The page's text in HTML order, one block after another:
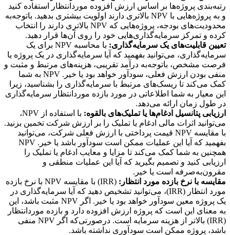
رتبه‌بندی پروژه‌ها بر اساس ارزش افزوده موردانتظار استفاده کنید
و به پروژه‌هایی با NPV بالاتری دارند اولویت بیشتری بدهید. با‌‌توجه‌به
محدودیت‌های بودجه، پروژه‌هایی که NPV بالاتری دارند را انتخاب
کرده و تمرکز سرمایه‌گذاری‌هایی خود را روی آن‌ها قرار دهید.
تعیین قابلیت‌های یک سرمایه‌گذاری:
با محاسبه NPV برای یک
سرمایه‌گذاری، می‌توانید بفهمید که آیا سرمایه‌گذاری در یک پروژه یا
فرصت مشخص، با‌توجه‌به درآمد تقریبی، هزینه‌های مرتبط و مثبت و
منفی بودن ارزش فعلی، سودآور خواهد بود یا خیر. NPV به شما
کمک می‌کند تا ریسک‌های مرتبط با سرمایه‌گذاری را بشناسید، زیرا
این معیار به شما اطلاعاتی در مورد بازده موردانتظار سرمایه‌گذاری
در طول زمان ارائه می‌دهد.
ارزیابی پتانسیل ادغام‌ها یا تملیک‌های بالقوه:
با استفاده از NPV،
می‌توانید اثرات مالی ادغام یا تملیک را بر ارزش شرکت تخمین بزنید.
با مقایسه NPV قیمت پرداختی با ارزش فعلی شرکت، می‌توانید
بفهمید که آیا این عملیات ممکن است سودآور باشد یا خیر. NPV
همچنین به شما کمک می‌کند تا مزایا و معایب ادغام یا تملیک را
ارزیابی کنید و تصمیم بگیرید که آیا این عملیات منطقی و
مقرون‌به‌صرفه است یا خیر.
مقایسه با نرخ بازده مورد انتظار:
(IRR) با مقایسه NPV با نرخ بازده
مورد انتظار (IRR)، می‌توانید تشخیص دهید که آیا سرمایه‌گذاری در
یک پروژه معین سودآور خواهد بود یا خیر. اگر NPV مثبت باشد، این
به معنای این است که پروژه ارزش افزوده دارد و بازده موردانتظار
(IRR) بالاتر از هزینه سرمایه است. در‌صورتی‌که اگر NPV منفی
باشد، پروژه ممکن است سودآوری نداشته باشد.